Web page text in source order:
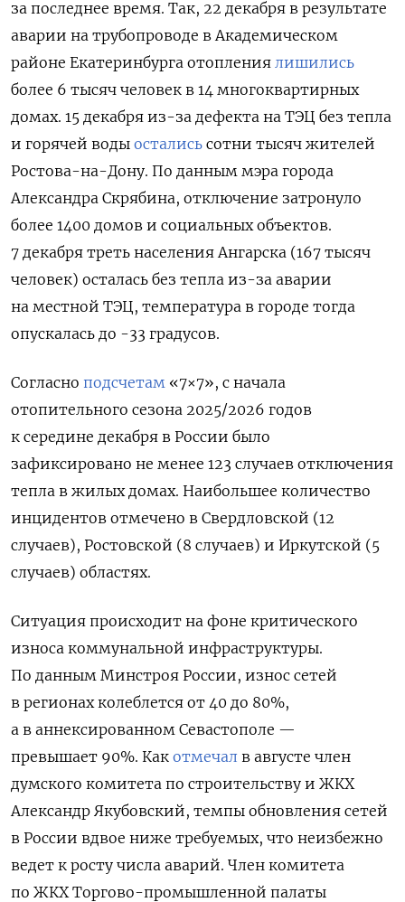
за последнее время. Так, 22 декабря в результате
аварии на трубопроводе в Академическом
районе Екатеринбурга отопления лишились
более 6 тысяч человек в 14 многоквартирных
домах. 15 декабря из-за дефекта на ТЭЦ без тепла
и горячей воды остались сотни тысяч жителей
Ростова-на-Дону. По данным мэра города
Александра Скрябина, отключение затронуло
более 1400 домов и социальных объектов.
7 декабря треть населения Ангарска (167 тысяч
человек) осталась без тепла из-за аварии
на местной ТЭЦ, температура в городе тогда
опускалась до -33 градусов.
Согласно подсчетам «7×7», с начала
отопительного сезона 2025/2026 годов
к середине декабря в России было
зафиксировано не менее 123 случаев отключения
тепла в жилых домах. Наибольшее количество
инцидентов отмечено в Свердловской (12
случаев), Ростовской (8 случаев) и Иркутской (5
случаев) областях.
Ситуация происходит на фоне критического
износа коммунальной инфраструктуры.
По данным Минстроя России, износ сетей
в регионах колеблется от 40 до 80%,
а в аннексированном Севастополе —
превышает 90%. Как отмечал в августе член
думского комитета по строительству и ЖКХ
Александр Якубовский, темпы обновления сетей
в России вдвое ниже требуемых, что неизбежно
ведет к росту числа аварий. Член комитета
по ЖКХ Торгово-промышленной палаты